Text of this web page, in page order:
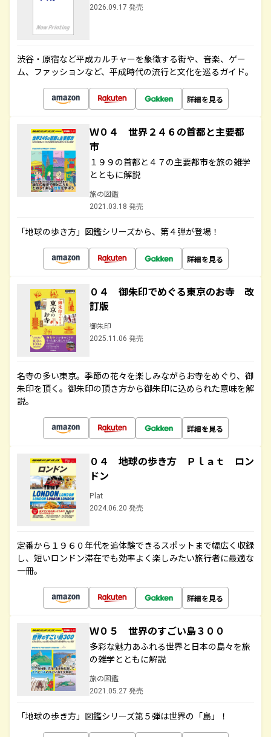
2026.09.17 発売
渋谷・原宿など平成カルチャーを象徴する街や、音楽、ゲー
ム、ファッションなど、平成時代の流行と文化を巡るガイド。
詳細を見る
Ｗ０４ 世界２４６の首都と主要都
市
１９９の首都と４７の主要都市を旅の雑学
とともに解説
旅の図鑑
2021.03.18 発売
「地球の歩き方」図鑑シリーズから、第４弾が登場！
詳細を見る
０４ 御朱印でめぐる東京のお寺 改
訂版
御朱印
2025.11.06 発売
名寺の多い東京。季節の花々を楽しみながらお寺をめぐり、御
朱印を頂く。御朱印の頂き方から御朱印に込められた意味を解
説。
詳細を見る
０４ 地球の歩き方 Ｐｌａｔ ロン
ドン
Plat
2024.06.20 発売
定番から１９６０年代を追体験できるスポットまで幅広く収録
し、短いロンドン滞在でも効率よく楽しみたい旅行者に最適な
一冊。
詳細を見る
Ｗ０５ 世界のすごい島３００
多彩な魅力あふれる世界と日本の島々を旅
の雑学とともに解説
旅の図鑑
2021.05.27 発売
「地球の歩き方」図鑑シリーズ第５弾は世界の「島」！